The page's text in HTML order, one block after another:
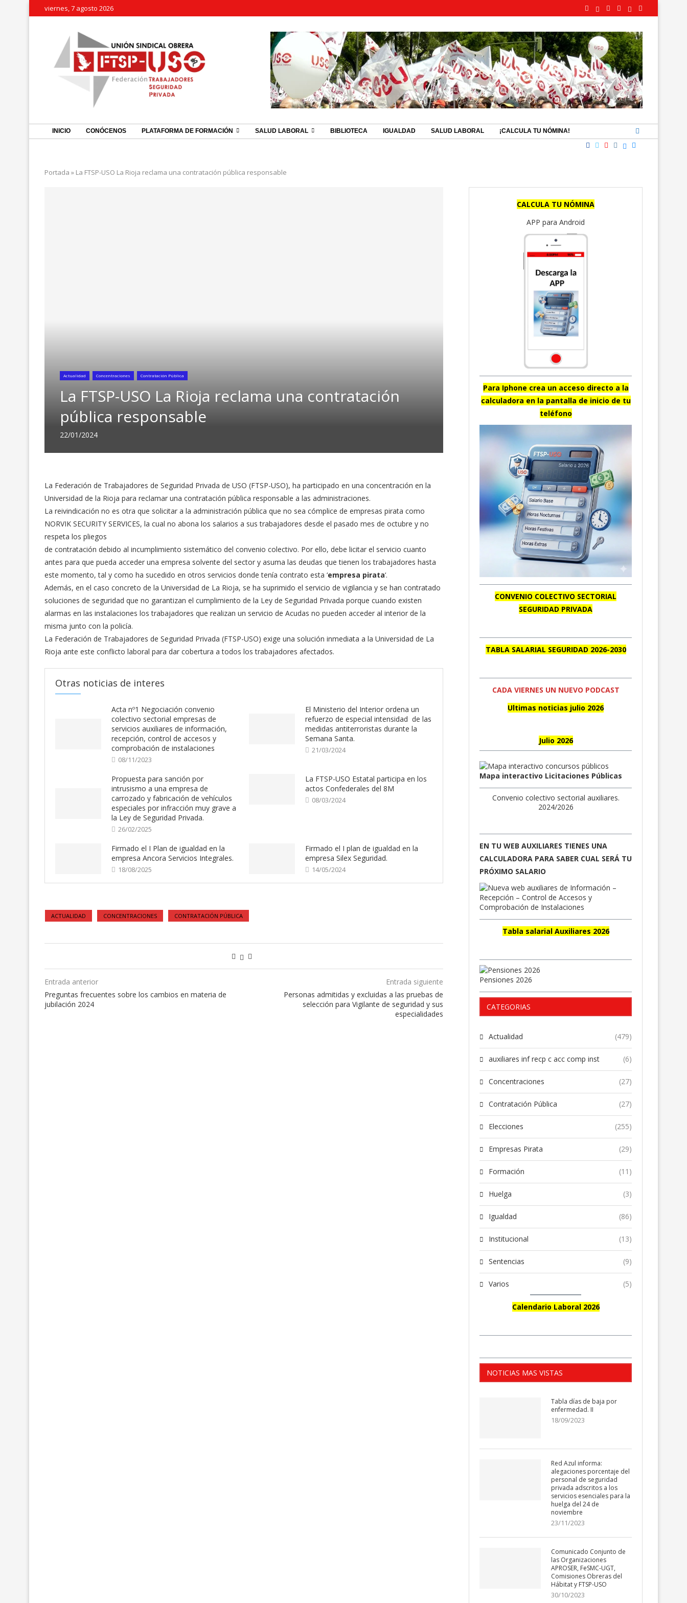
viernes, 7 agosto 2026
INICIO CONÓCENOS PLATAFORMA DE FORMACIÓN SALUD LABORAL BIBLIOTECA IGUALDAD SALUD LABORAL ¡CALCULA TU NÓMINA!
Portada » La FTSP-USO La Rioja reclama una contratación pública responsable
Actualidad Concentraciones Contratación Pública
La FTSP-USO La Rioja reclama una contratación
pública responsable
22/01/2024
La Federación de Trabajadores de Seguridad Privada de USO (FTSP-USO), ha participado en una concentración en la
Universidad de la Rioja para reclamar una contratación pública responsable a las administraciones.
La reivindicación no es otra que solicitar a la administración pública que no sea cómplice de empresas pirata como
NORVIK SECURITY SERVICES, la cual no abona los salarios a sus trabajadores desde el pasado mes de octubre y no
respeta los pliegos
de contratación debido al incumplimiento sistemático del convenio colectivo. Por ello, debe licitar el servicio cuanto
antes para que pueda acceder una empresa solvente del sector y asuma las deudas que tienen los trabajadores hasta
este momento, tal y como ha sucedido en otros servicios donde tenía contrato esta ‘empresa pirata‘.
Además, en el caso concreto de la Universidad de La Rioja, se ha suprimido el servicio de vigilancia y se han contratado
soluciones de seguridad que no garantizan el cumplimiento de la Ley de Seguridad Privada porque cuando existen
alarmas en las instalaciones los trabajadores que realizan un servicio de Acudas no pueden acceder al interior de la
misma junto con la policía.
La Federación de Trabajadores de Seguridad Privada (FTSP-USO) exige una solución inmediata a la Universidad de La
Rioja ante este conflicto laboral para dar cobertura a todos los trabajadores afectados.
Otras noticias de interes
Acta nº1 Negociación convenio
colectivo sectorial empresas de
servicios auxiliares de información,
recepción, control de accesos y
comprobación de instalaciones
08/11/2023
El Ministerio del Interior ordena un
refuerzo de especial intensidad de las
medidas antiterroristas durante la
Semana Santa.
21/03/2024
Propuesta para sanción por
intrusismo a una empresa de
carrozado y fabricación de vehículos
especiales por infracción muy grave a
la Ley de Seguridad Privada.
26/02/2025
La FTSP-USO Estatal participa en los
actos Confederales del 8M
08/03/2024
Firmado el I Plan de igualdad en la
empresa Ancora Servicios Integrales.
18/08/2025
Firmado el I plan de igualdad en la
empresa Silex Seguridad.
14/05/2024
ACTUALIDAD CONCENTRACIONES CONTRATACIÓN PÚBLICA
Entrada anterior
Preguntas frecuentes sobre los cambios en materia de
jubilación 2024
Entrada siguiente
Personas admitidas y excluidas a las pruebas de
selección para Vigilante de seguridad y sus
especialidades
CALCULA TU NÓMINA
APP para Android
Para Iphone crea un acceso directo a la
calculadora en la pantalla de inicio de tu
teléfono
CONVENIO COLECTIVO SECTORIAL
SEGURIDAD PRIVADA
TABLA SALARIAL SEGURIDAD 2026-2030
CADA VIERNES UN NUEVO PODCAST
Ultimas noticias julio 2026
Julio 2026
Mapa interactivo Licitaciones Públicas
Convenio colectivo sectorial auxiliares.
2024/2026
EN TU WEB AUXILIARES TIENES UNA
CALCULADORA PARA SABER CUAL SERÁ TU
PRÓXIMO SALARIO
Tabla salarial Auxiliares 2026
Pensiones 2026
CATEGORIAS
Actualidad (479)
auxiliares inf recp c acc comp inst (6)
Concentraciones (27)
Contratación Pública (27)
Elecciones (255)
Empresas Pirata (29)
Formación (11)
Huelga (3)
Igualdad (86)
Institucional (13)
Sentencias (9)
Varios (5)
Calendario Laboral 2026
NOTICIAS MAS VISTAS
Tabla días de baja por
enfermedad. II
18/09/2023
Red Azul informa:
alegaciones porcentaje del
personal de seguridad
privada adscritos a los
servicios esenciales para la
huelga del 24 de
noviembre
23/11/2023
Comunicado Conjunto de
las Organizaciones
APROSER, FeSMC-UGT,
Comisiones Obreras del
Hábitat y FTSP-USO
30/10/2023